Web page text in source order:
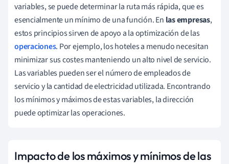
variables, se puede determinar la ruta más rápida, que es
esencialmente un mínimo de una función. En las empresas,
estos principios sirven de apoyo a la optimización de las
operaciones. Por ejemplo, los hoteles a menudo necesitan
minimizar sus costes manteniendo un alto nivel de servicio.
Las variables pueden ser el número de empleados de
servicio y la cantidad de electricidad utilizada. Encontrando
los mínimos y máximos de estas variables, la dirección
puede optimizar las operaciones.
Impacto de los máximos y mínimos de las